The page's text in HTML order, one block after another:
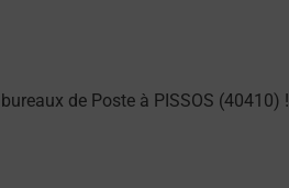
de Poste à PISSOS (40410) !